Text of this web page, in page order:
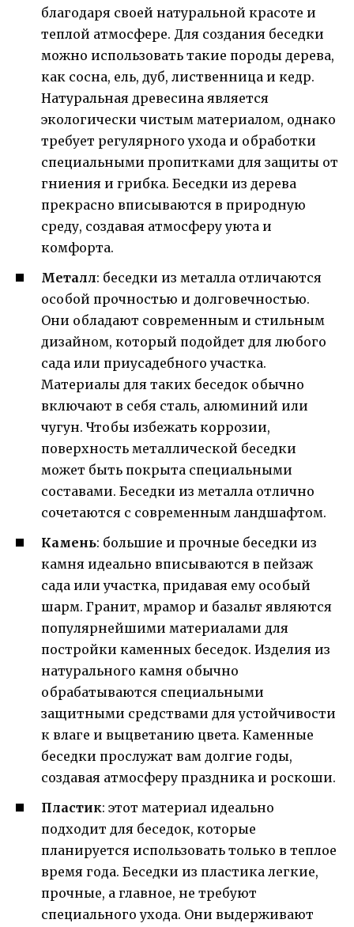
благодаря своей натуральной красоте и
теплой атмосфере. Для создания беседки
можно использовать такие породы дерева,
как сосна, ель, дуб, лиственница и кедр.
Натуральная древесина является
экологически чистым материалом, однако
требует регулярного ухода и обработки
специальными пропитками для защиты от
гниения и грибка. Беседки из дерева
прекрасно вписываются в природную
среду, создавая атмосферу уюта и
комфорта.
Металл: беседки из металла отличаются
особой прочностью и долговечностью.
Они обладают современным и стильным
дизайном, который подойдет для любого
сада или приусадебного участка.
Материалы для таких беседок обычно
включают в себя сталь, алюминий или
чугун. Чтобы избежать коррозии,
поверхность металлической беседки
может быть покрыта специальными
составами. Беседки из металла отлично
сочетаются с современным ландшафтом.
Камень: большие и прочные беседки из
камня идеально вписываются в пейзаж
сада или участка, придавая ему особый
шарм. Гранит, мрамор и базальт являются
популярнейшими материалами для
постройки каменных беседок. Изделия из
натурального камня обычно
обрабатываются специальными
защитными средствами для устойчивости
к влаге и выцветанию цвета. Каменные
беседки прослужат вам долгие годы,
создавая атмосферу праздника и роскоши.
Пластик: этот материал идеально
подходит для беседок, которые
планируется использовать только в теплое
время года. Беседки из пластика легкие,
прочные, а главное, не требуют
специального ухода. Они выдерживают